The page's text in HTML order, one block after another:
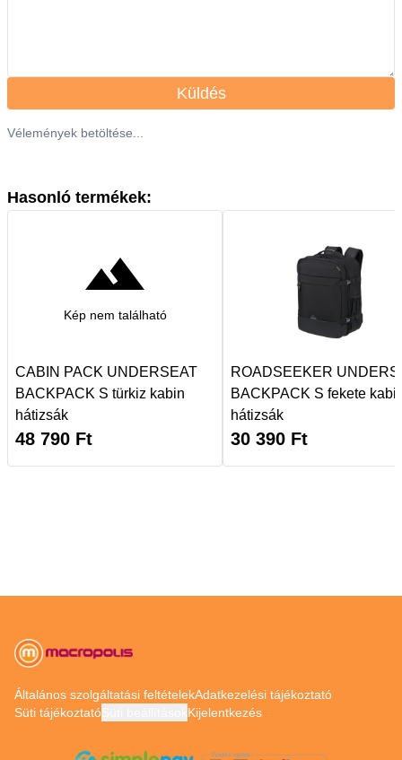
Küldés
Vélemények betöltése...
Hasonló termékek:
Kép nem található
CABIN PACK UNDERSEAT
BACKPACK S türkiz kabin
hátizsák
48 790 Ft
ROADSEEKER
BACKPACK S fekete
hátizsák
30 390 Ft
Általános szolgáltatási feltételekAdatkezelési tájékoztató
Süti tájékoztató
Kijelentkezés